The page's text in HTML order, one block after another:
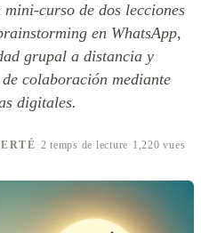
curso de dos lecciones
en WhatsApp,
grupal a distancia y
colaboración mediante
digitales.
·2 temps de lecture· 1,220 vues